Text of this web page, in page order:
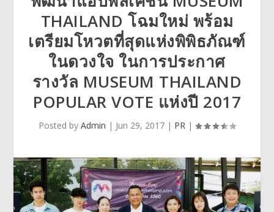
THAILAND โฉมใหม่ พร้อม
เตรียมโหวตที่สุดแห่งพิพิธภัณฑ์
ในดวงใจ ในการประกาศ
รางวัล MUSEUM THAILAND
POPULAR VOTE แห่งปี 2017
Posted by Admin | Jun 29, 2017 | PR |